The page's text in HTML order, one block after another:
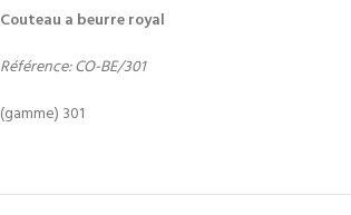
Couteau a beurre royal
Référence: CO-BE/301
(gamme) 301